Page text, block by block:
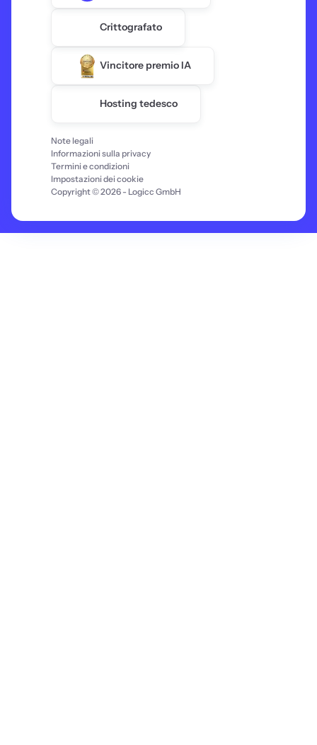
Crittografato
Vincitore premio IA
Hosting tedesco
Copyright © 2026 - Logicc GmbH
Note legali
Informazioni sulla privacy
Termini e condizioni
Impostazioni dei cookie